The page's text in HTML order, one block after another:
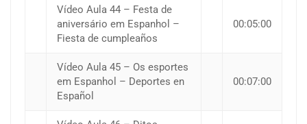
Vídeo Aula 44 – Festa de
aniversário em Espanhol –
Fiesta de cumpleaños
00:05:00
Vídeo Aula 45 – Os esportes
em Espanhol – Deportes en
Español
00:07:00